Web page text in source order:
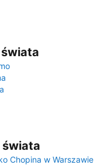
świata
Chopina w Warszawie